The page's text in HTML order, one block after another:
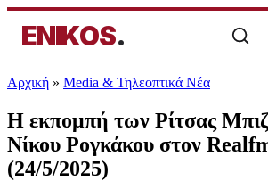
ENIKOS.
Αρχική » Media & Τηλεοπτικά Νέα
Η εκπομπή των Ρίτσας
Νίκου Ρογκάκου στον
(24/5/2025)